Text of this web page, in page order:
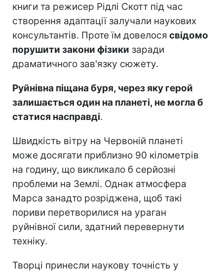
книги та режисер Рідлі Скотт під час
створення адаптації залучали наукових
консультантів. Проте їм довелося свідомо
порушити закони фізики заради
драматичного зав'язку сюжету.
Руйнівна піщана буря, через яку герой
залишається один на планеті, не могла б
статися насправді.
Швидкість вітру на Червоній планеті
може досягати приблизно 90 кілометрів
на годину, що викликало б серйозні
проблеми на Землі. Однак атмосфера
Марса занадто розріджена, щоб такі
пориви перетворилися на ураган
руйнівної сили, здатний перевернути
техніку.
Творці принесли наукову точність у